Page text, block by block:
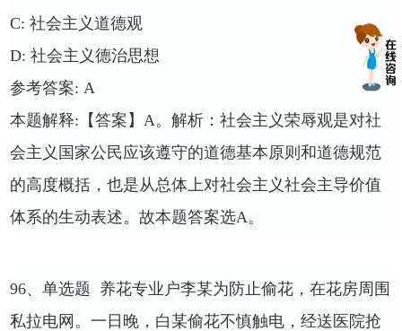
C:社会主义道德观
D:社会主义德治思想
参考答案: A
本题解释: 【答案】A。解析：社会主义荣辱观是对社
会主义国家公民应该遵守的道德基本原则和道德规范
的高度概括，也是从总体上对社会主义社会主导价值
体系的生动表述。故本题答案选A。
96、单选题 养花专业户李某为防止偷花，在花房周围
私拉电网。一日晚，白某偷花不慎触电，经送医院抢